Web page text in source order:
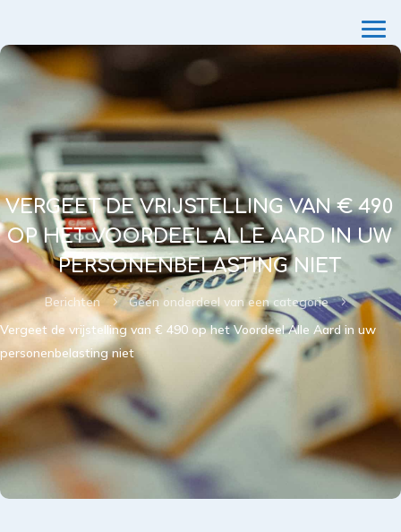
VERGEET DE VRIJSTELLING VAN € 490
OP HET VOORDEEL ALLE AARD IN UW
PERSONENBELASTING NIET
Berichten 5 Geen onderdeel van een categorie 5
Vergeet de vrijstelling van € 490 op het Voordeel Alle Aard in uw
personenbelasting niet